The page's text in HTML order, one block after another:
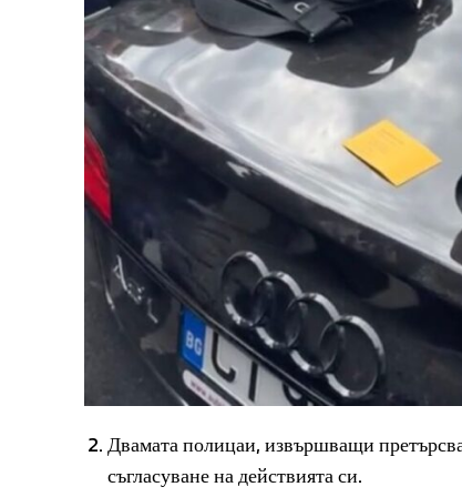
Двамата полицаи, извършващи
съгласуване на действията си.